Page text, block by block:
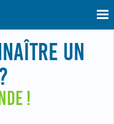
UN
!